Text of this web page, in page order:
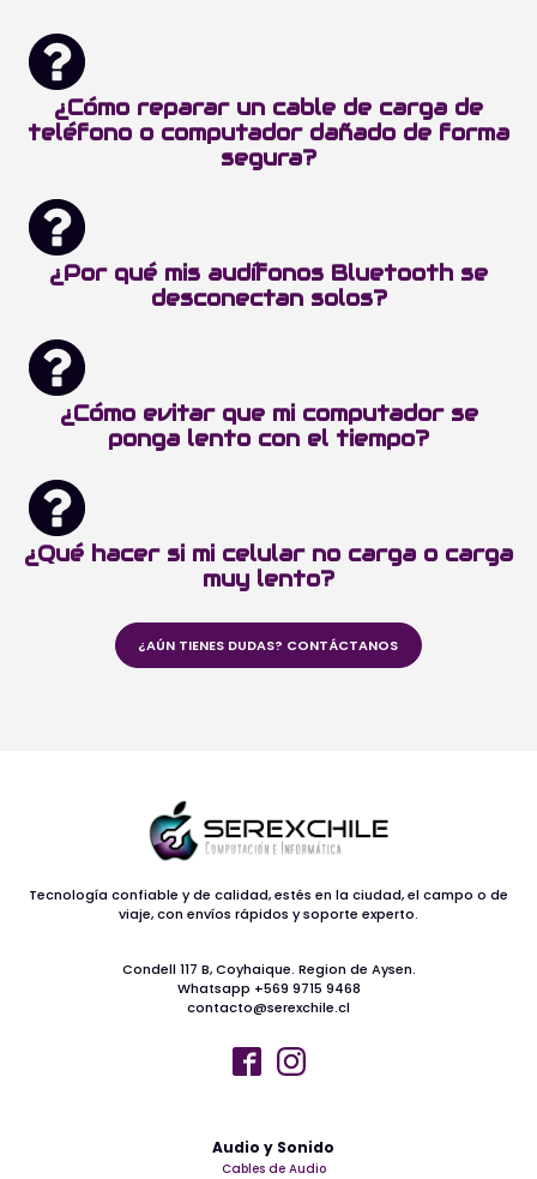
¿Cómo reparar un cable de carga de
teléfono o computador dañado de forma
segura?
¿Por qué mis audífonos Bluetooth se
desconectan solos?
¿Cómo evitar que mi computador se
ponga lento con el tiempo?
¿Qué hacer si mi celular no carga o carga
muy lento?
¿AÚN TIENES DUDAS? CONTÁCTANOS
Audio y Sonido
Cables de Audio
Tecnología confiable y de calidad, estés en la ciudad, el campo o de
viaje, con envíos rápidos y soporte experto.
Condell 117 B, Coyhaique. Region de Aysen.
Whatsapp +569 9715 9468
contacto@serexchile.cl